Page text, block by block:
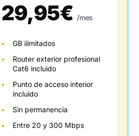
29,95€ /mes
GB ilimitados
Router exterior profesional
Cat6 incluido
Punto de acceso interior
incluido
Sin permanencia
Entre 20 y 300 Mbps